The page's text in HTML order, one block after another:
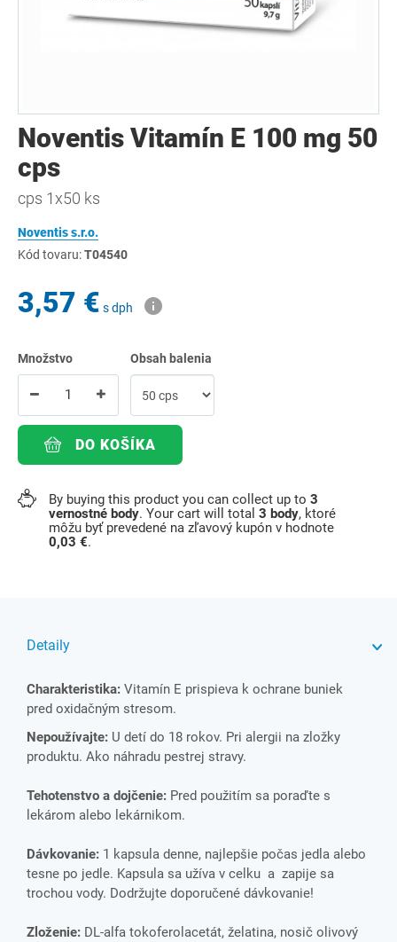
Noventis Vitamín E 100 mg 50
cps
cps 1x50 ks
Noventis s.r.o.
Kód tovaru:T04540
3,57 € s dph
Množstvo Obsah balenia
DO KOŠÍKA
By buying this product you can collect up to 3
vernostné body. Your cart will total 3 body, ktoré
môžu byť prevedené na zľavový kupón v hodnote
0,03 €.
Detaily
Charakteristika: Vitamín E prispieva k ochrane buniek
pred oxidačným stresom.
Nepoužívajte: U detí do 18 rokov. Pri alergii na zložky
produktu. Ako náhradu pestrej stravy.
Tehotenstvo a dojčenie: Pred použitím sa poraďte s
lekárom alebo lekárnikom.
Dávkovanie: 1 kapsula denne, najlepšie počas jedla alebo
tesne po jedle. Kapsula sa užíva v celku a zapije sa
trochou vody. Dodržujte doporučené dávkovanie!
Zloženie: DL-alfa tokoferolacetát, želatina, nosič olivový